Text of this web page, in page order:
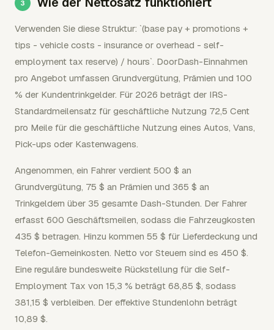
Verwenden Sie diese Struktur: `(base pay + promotions +
tips - vehicle costs - insurance or overhead - self-
employment tax reserve) / hours`. DoorDash-Einnahmen
pro Angebot umfassen Grundvergütung, Prämien und 100
% der Kundentrinkgelder. Für 2026 beträgt der IRS-
Standardmeilensatz für geschäftliche Nutzung 72,5 Cent
pro Meile für die geschäftliche Nutzung eines Autos, Vans,
Pick-ups oder Kastenwagens.
Angenommen, ein Fahrer verdient 500 $ an
Grundvergütung, 75 $ an Prämien und 365 $ an
Trinkgeldern über 35 gesamte Dash-Stunden. Der Fahrer
erfasst 600 Geschäftsmeilen, sodass die Fahrzeugkosten
435 $ betragen. Hinzu kommen 55 $ für Lieferdeckung und
Telefon-Gemeinkosten. Netto vor Steuern sind es 450 $.
Eine reguläre bundesweite Rückstellung für die Self-
Employment Tax von 15,3 % beträgt 68,85 $, sodass
381,15 $ verbleiben. Der effektive Stundenlohn beträgt
10,89 $.